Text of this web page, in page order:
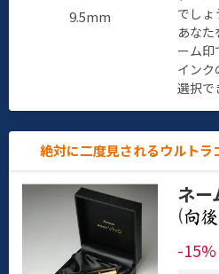
9.5mm
でしょ
あな
ーム印
インク
選択で
絶対に二度見されるウルトラ
ネー
(
-15%